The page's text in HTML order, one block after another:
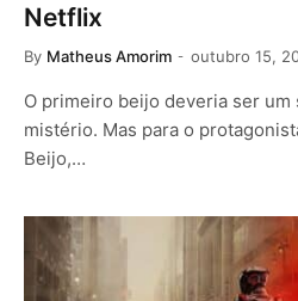
Netflix
By Matheus Amorim outubro 15,
O primeiro beijo deveria ser um
mistério. Mas para o
Beijo,…